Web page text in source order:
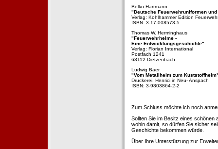
Bolko Hartmann
"Deutsche Feuerwehruniformen
Verlag: Kohlhammer Edition
ISBN: 3-17-008573-5
Thomas W. Herminghaus
"Feuerwehrhelme -
Eine Entwicklungsgeschichte"
Verlag: Florian International
Postfach 1241
63112 Dietzenbach
Ludwig Baer
"Vom Metallhelm zum
Druckerei: Henrici in Neu- Anspach
ISBN: 3-9803864-2-2
Zum Schluss möchte ich noch
Sollten Sie im Besitz eines schönen
wohin damit, so dürfen Sie sicher
Geschichte bekommen würde.
Über Ihre Unterstützung zur